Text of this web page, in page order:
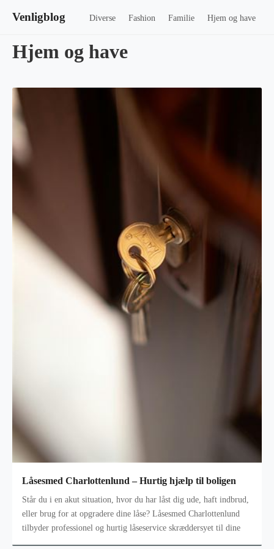
Venligblog Diverse Fashion Familie Hjem og have
Hjem og have
Låsesmed Charlottenlund – Hurtig hjælp til boligen
Står du i en akut situation, hvor du har låst dig ude, haft indbrud,
eller brug for at opgradere dine låse? Låsesmed Charlottenlund
tilbyder professionel og hurtig låseservice skræddersyet til dine